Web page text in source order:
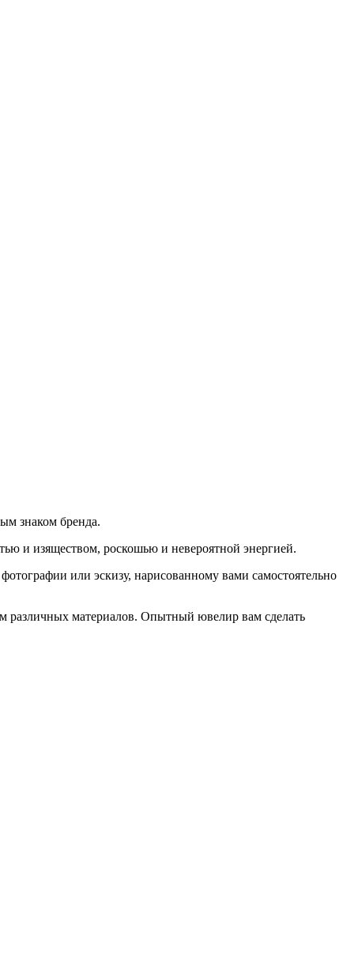
знаком бренда.
и изяществом, роскошью и невероятной энергией.
или эскизу, нарисованному вами самостоятельно
различных материалов. Опытный ювелир вам сделать